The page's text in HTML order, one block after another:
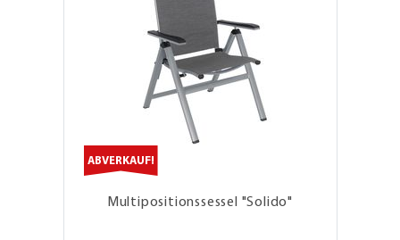
ABVERKAUF!
Multipositionssessel "Solido"